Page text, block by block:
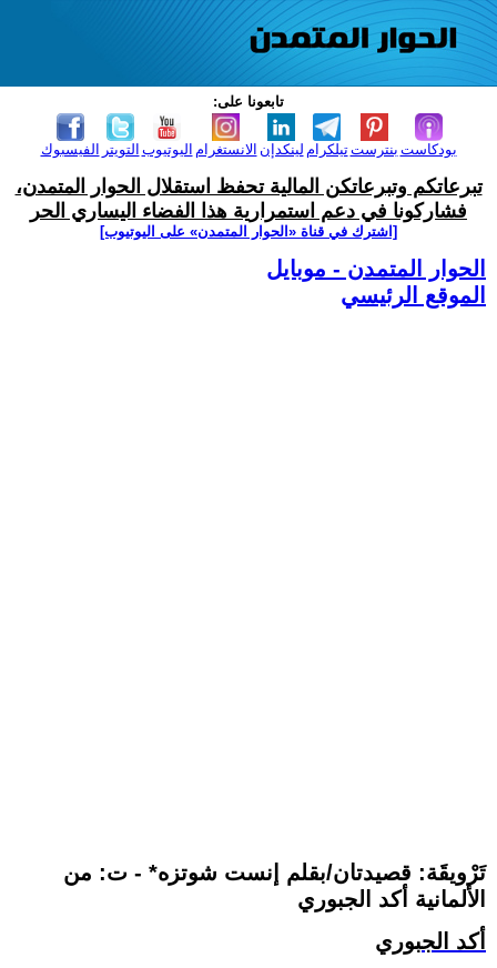
تابعونا على:
الفيسبوك التويتر اليوتيوب الانستغرام لينكدإن تيلكرامبنترست بودكاست
تبرعاتكم وتبرعاتكن المالية تحفظ استقلال الحوار المتمدن،
فشاركونا في دعم استمرارية هذا الفضاء اليساري الحر
[اشترك في قناة ‫«الحوار المتمدن» على اليوتيوب]
الحوار المتمدن - موبايل
الموقع الرئيسي
تَرْويقَة: قصيدتان/بقلم إنست شوتزه* - ت: من
الألمانية أكد الجبوري
أكد الجبوري